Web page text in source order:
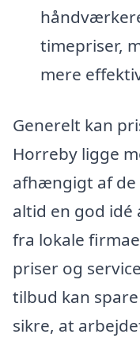
timepriser,
mere
Generelt kan
Horreby ligge
afhængigt af
altid en god
fra lokale
priser og
tilbud kan
sikre, at